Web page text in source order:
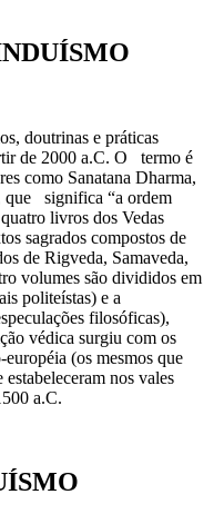
doutrinas e práticas
de 2000 a.C. O termo é
como Sanatana Dharma,
que significa “a ordem
livros dos Vedas
sagrados compostos de
de Rigveda, Samaveda,
volumes são divididos em
politeístas) e a
filosóficas),
védica surgiu com os
(os mesmos que
estabeleceram nos vales
a.C.